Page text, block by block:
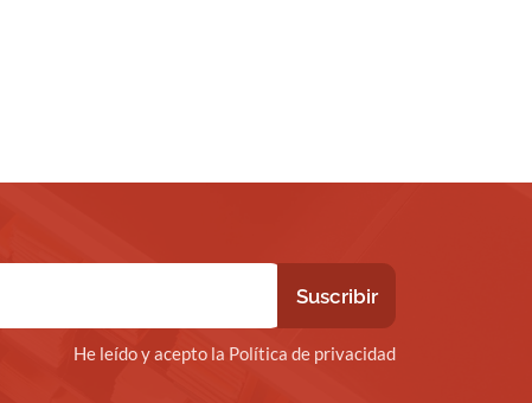
He leído y acepto la Política de privacidad